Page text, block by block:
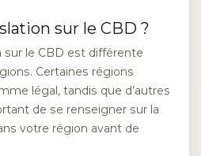
sur le CBD ?
sur le CBD est différente
Certaines régions
légal, tandis que d’autres
de se renseigner sur la
votre région avant de